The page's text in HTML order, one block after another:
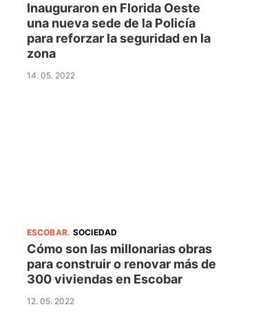
Inauguraron en Florida Oeste
una nueva sede de la Policía
para reforzar la seguridad en la
zona
14. 05. 2022
ESCOBAR. SOCIEDAD
Cómo son las millonarias obras
para construir o renovar más de
300 viviendas en Escobar
12. 05. 2022